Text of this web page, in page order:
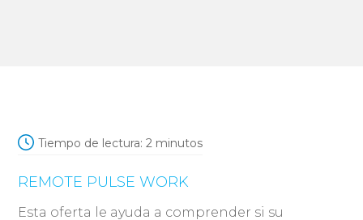
Tiempo de lectura: 2 minutos
REMOTE PULSE WORK
Esta oferta le ayuda a comprender si su